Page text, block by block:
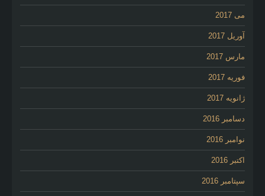
می 2017
آوریل 2017
مارس 2017
فوریه 2017
ژانویه 2017
دسامبر 2016
نوامبر 2016
اکتبر 2016
سپتامبر 2016